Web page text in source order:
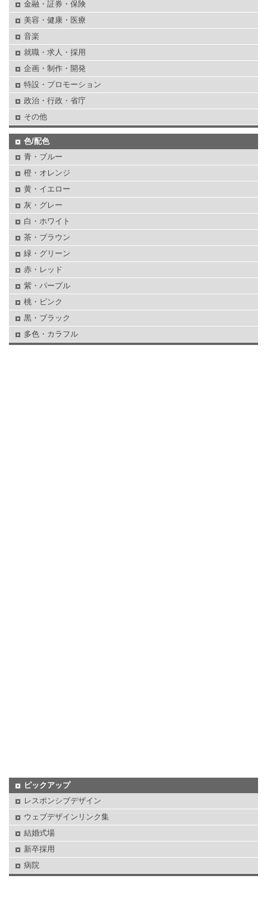
金融・証券・保険
美容・健康・医療
音楽
就職・求人・採用
企画・制作・開発
特設・プロモーション
政治・行政・省庁
その他
色/配色
青・ブルー
橙・オレンジ
黄・イエロー
灰・グレー
白・ホワイト
茶・ブラウン
緑・グリーン
赤・レッド
紫・パープル
桃・ピンク
黒・ブラック
多色・カラフル
ピックアップ
レスポンシブデザイン
ウェブデザインリンク集
結婚式場
新卒採用
病院